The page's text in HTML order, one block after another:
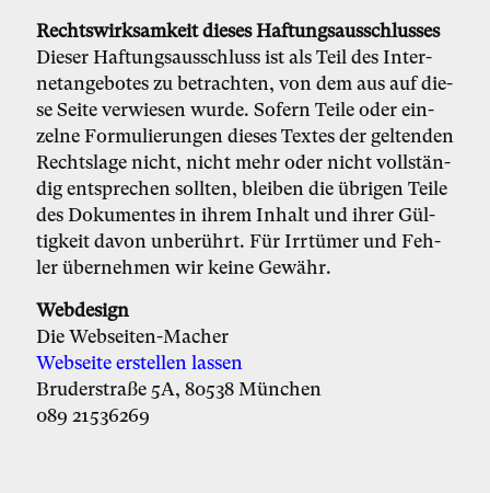
Rechts­wirk­sam­keit die­ses Haf­tungs­aus­schlus­ses
Die­ser Haf­tungs­aus­schluss ist als Teil des In­ter­
net­an­ge­bo­tes zu be­trach­ten, von dem aus auf die­
se Sei­te ver­wie­sen wur­de. So­fern Tei­le oder ein­
zel­ne For­mu­lie­run­gen die­ses Tex­tes der gel­ten­den
Rechts­la­ge nicht, nicht mehr oder nicht voll­stän­
dig ent­spre­chen soll­ten, blei­ben die üb­ri­gen Tei­le
des Do­ku­men­tes in ih­rem In­halt und ih­rer Gül­
tig­keit da­von un­be­rührt. Für Irr­tü­mer und Feh­
ler über­neh­men wir kei­ne Ge­währ.
Webdesign
Die Webseiten-Macher
Webseite erstellen lassen
Bruderstraße 5A, 80538 München
089 21536269